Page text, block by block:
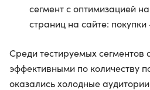
сегмент с оптимизацией
страниц на сайте: покупки
Среди тестируемых сегментов
эффективными по количеству
оказались холодные